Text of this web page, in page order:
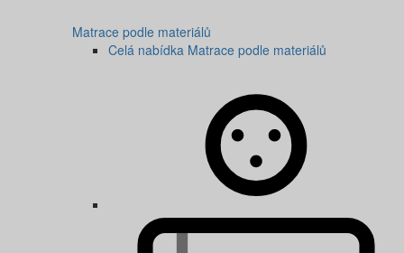
Matrace podle materiálů
Celá nabídka Matrace podle materiálů